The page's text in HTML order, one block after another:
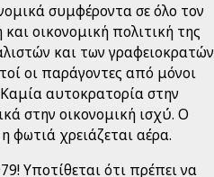
συμφέροντα σε όλο τον
οικονομική πολιτική της
και των γραφειοκρατών
οι παράγοντες από μόνοι
αυτοκρατορία στην
στην οικονομική ισχύ. Ο
φωτιά χρειάζεται αέρα.
Υποτίθεται ότι πρέπει να